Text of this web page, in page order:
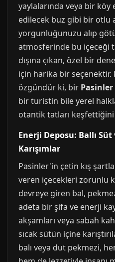
yaylalarında veya bir köy
edilecek buz gibi bir otlu
yorgunluğunuzu alıp
atmosferinde bu içeceği
dışına çıkan, özel bir
için harika bir seçenektir.
özgündür ki, bir
bir turistin bile yerel
otantik tatları
Enerji Deposu: Ballı
Karışımlar
Pasinler'in çetin kış
veren içecekleri zorunlu
devreye giren bal,
adeta bir şifa ve enerji
akşamları veya sabah
sıcak sütün içine
balı veya dut pekmezi,